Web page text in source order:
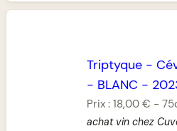
Triptyque -
- BLANC -
Prix :18,00 € -
achat vin chez